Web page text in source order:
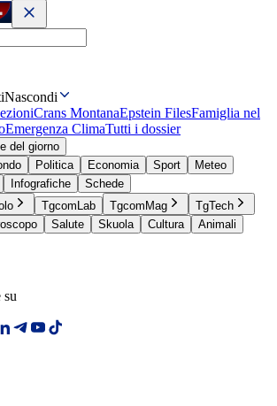
Nascondi
Crans MontanaEpstein FilesFamiglia nel
Emergenza ClimaTutti i dossier
del giorno
Politica Economia Sport
Meteo
Infografiche
Schede
TgcomLab TgcomMag
TgTech
Salute Skuola Cultura
Animali
su